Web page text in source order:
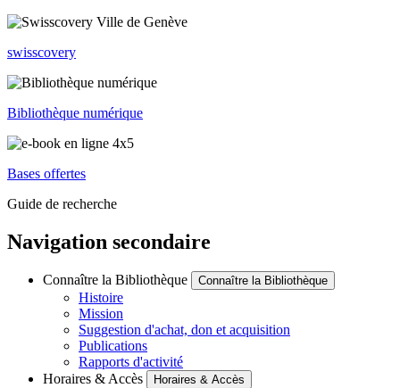
swisscovery
Bibliothèque numérique
Bases offertes
Guide de recherche
Navigation secondaire
Connaître la Bibliothèque Connaître la Bibliothèque
Histoire
Mission
Suggestion d'achat, don et acquisition
Publications
Rapports d'activité
Horaires & Accès
Horaires & Accès